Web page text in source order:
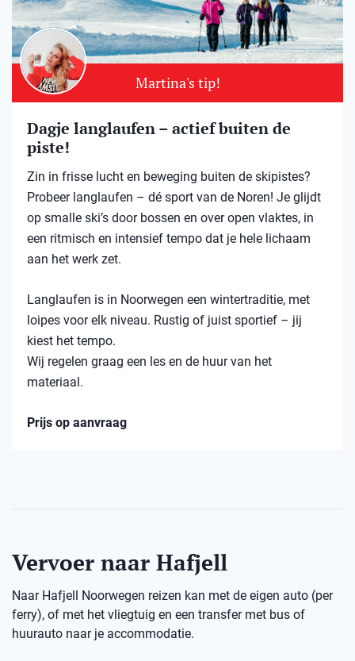
Martina's tip!
Dagje langlaufen – actief buiten de
piste!
Zin in frisse lucht en beweging buiten de skipistes?
Probeer langlaufen – dé sport van de Noren! Je glijdt
op smalle ski’s door bossen en over open vlaktes, in
een ritmisch en intensief tempo dat je hele lichaam
aan het werk zet.
Langlaufen is in Noorwegen een wintertraditie, met
loipes voor elk niveau. Rustig of juist sportief – jij
kiest het tempo.
Wij regelen graag een les en de huur van het
materiaal.
Prijs op aanvraag
Vervoer naar Hafjell
Naar Hafjell Noorwegen reizen kan met de eigen auto (per
ferry), of met het vliegtuig en een transfer met bus of
huurauto naar je accommodatie.